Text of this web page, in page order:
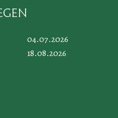
04.07.2026
18.08.2026